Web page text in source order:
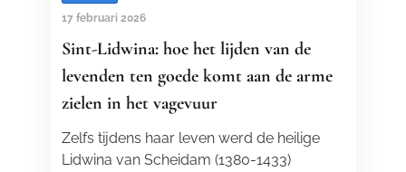
17 februari 2026
Sint-Lidwina: hoe het lijden van de
levenden ten goede komt aan de arme
zielen in het vagevuur
Zelfs tijdens haar leven werd de heilige
Lidwina van Scheidam (1380-1433)